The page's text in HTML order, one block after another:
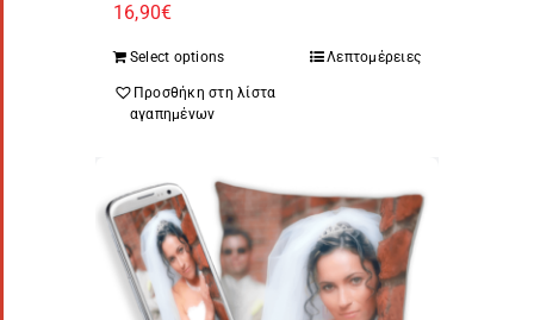
16,90€
Select options Λεπτομέρειες
Προσθήκη στη λίστα
αγαπημένων